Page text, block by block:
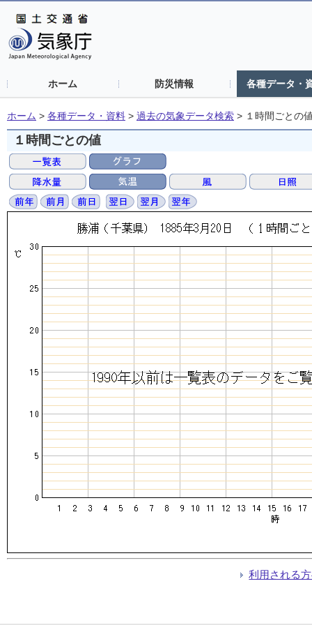
ホーム 防災情報 各種データ・
ホーム > 各種データ・資料 > 過去の気象データ検索 > １時間ごとの
１時間ごとの値
利用される